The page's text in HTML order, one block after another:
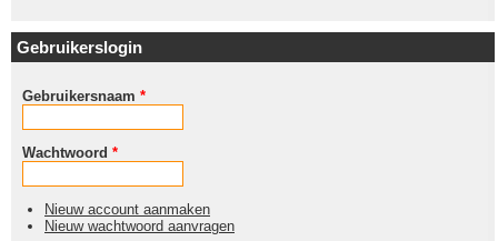
Gebruikerslogin
Gebruikersnaam *
Wachtwoord *
Nieuw account aanmaken
Nieuw wachtwoord aanvragen